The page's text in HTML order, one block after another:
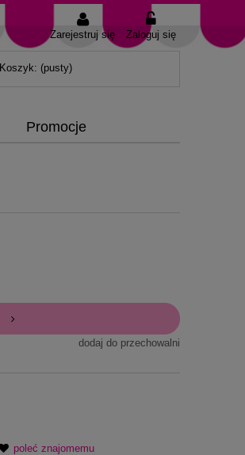
Zarejestruj się Zaloguj się
Koszyk: (pusty)
Promocje
dodaj do przechowalni
poleć znajomemu